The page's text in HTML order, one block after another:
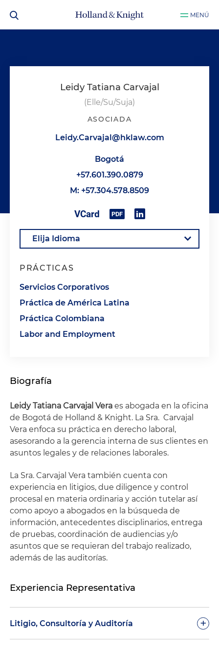
MENÚ
Leidy Tatiana Carvajal
(Elle/Su/Suja)
ASOCIADA
Leidy.Carvajal@hklaw.com
Bogotá
+57.601.390.0879
M: +57.304.578.8509
PRÁCTICAS
Servicios Corporativos
Práctica de América Latina
Práctica Colombiana
Labor and Employment
Biografía
Leidy Tatiana Carvajal Vera es abogada en la oficina
de Bogotá de Holland & Knight. La Sra. Carvajal
Vera enfoca su práctica en derecho laboral,
asesorando a la gerencia interna de sus clientes en
asuntos legales y de relaciones laborales.
La Sra. Carvajal Vera también cuenta con
experiencia en litigios, due diligence y control
procesal en materia ordinaria y acción tutelar así
como apoyo a abogados en la búsqueda de
información, antecedentes disciplinarios, entrega
de pruebas, coordinación de audiencias y/o
asuntos que se requieran del trabajo realizado,
además de las auditorías.
Experiencia Representativa
Litigio, Consultoría y Auditoría +